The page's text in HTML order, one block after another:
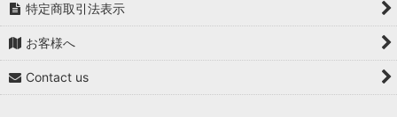
特定商取引法表示
お客様へ
Contact us